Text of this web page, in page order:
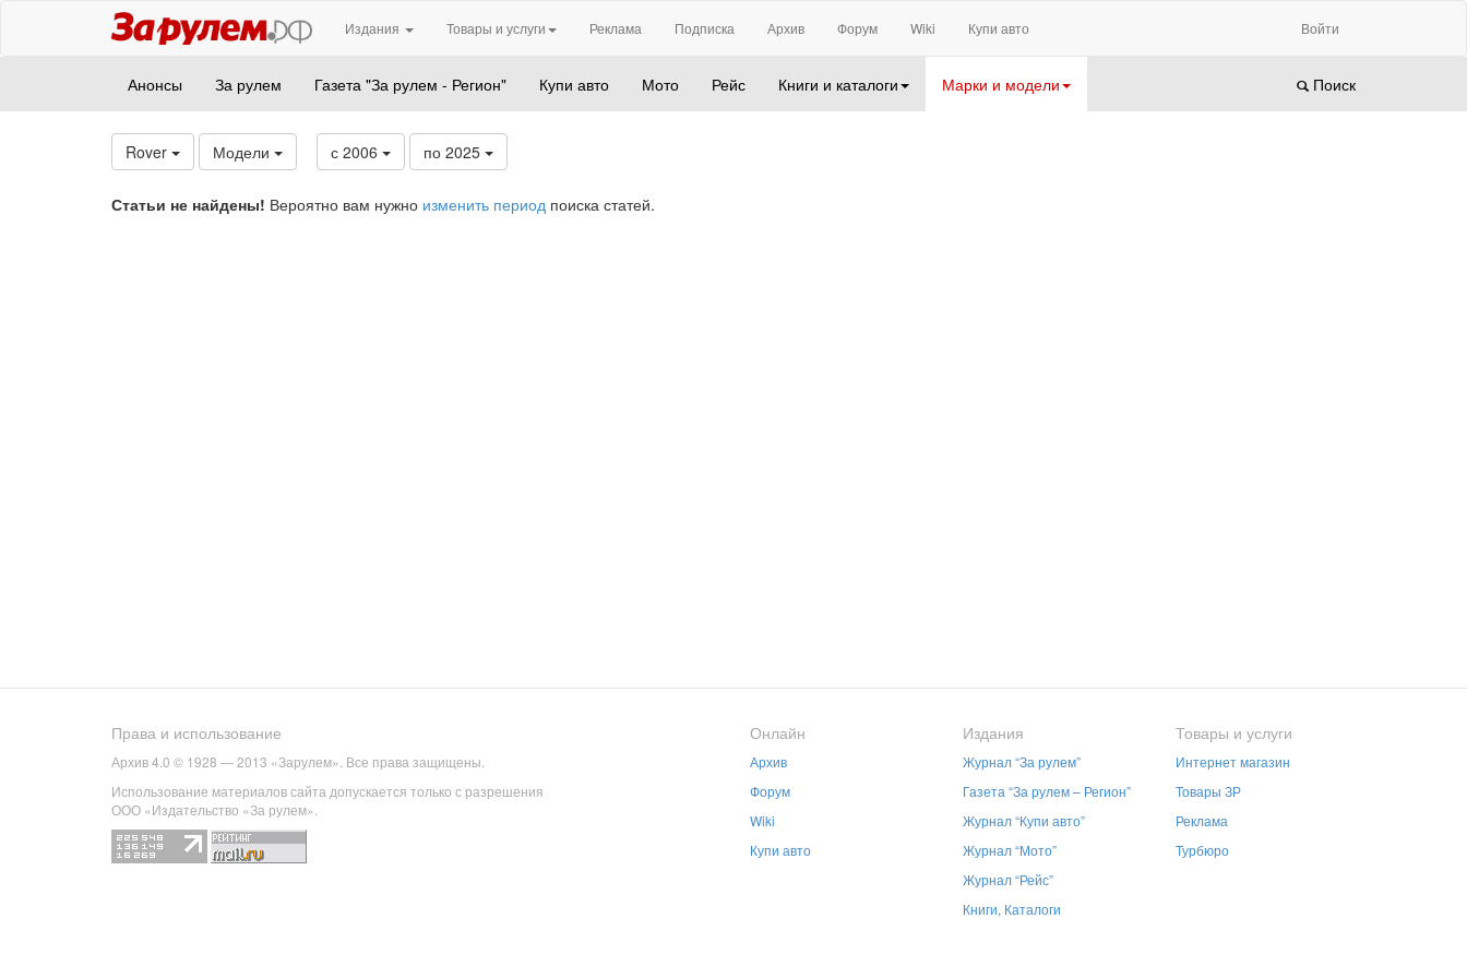
Издания Товары и услуги Реклама Подписка Архив Форум Wiki Купи авто Войти
Анонсы За рулем Газета "За рулем - Регион" Купи авто Мото Рейс Книги и каталоги Марки и модели Поиск
Rover Модели с 2006 по 2025
Статьи не найдены! Вероятно вам нужно изменить период поиска статей.
Права и использование
Архив 4.0 © 1928 — 2013 «Зарулем». Все права защищены.
Использование материалов сайта допускается только с разрешения
ООО «Издательство «За рулем».
Онлайн
Архив
Форум
Wiki
Купи авто
Издания
Журнал “За рулем”
Газета “За рулем – Регион”
Журнал “Купи авто”
Журнал “Мото”
Журнал “Рейс”
Книги, Каталоги
Товары и услуги
Интернет магазин
Товары ЗР
Реклама
Турбюро